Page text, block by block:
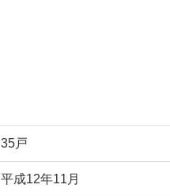
35戸
平成12年11月